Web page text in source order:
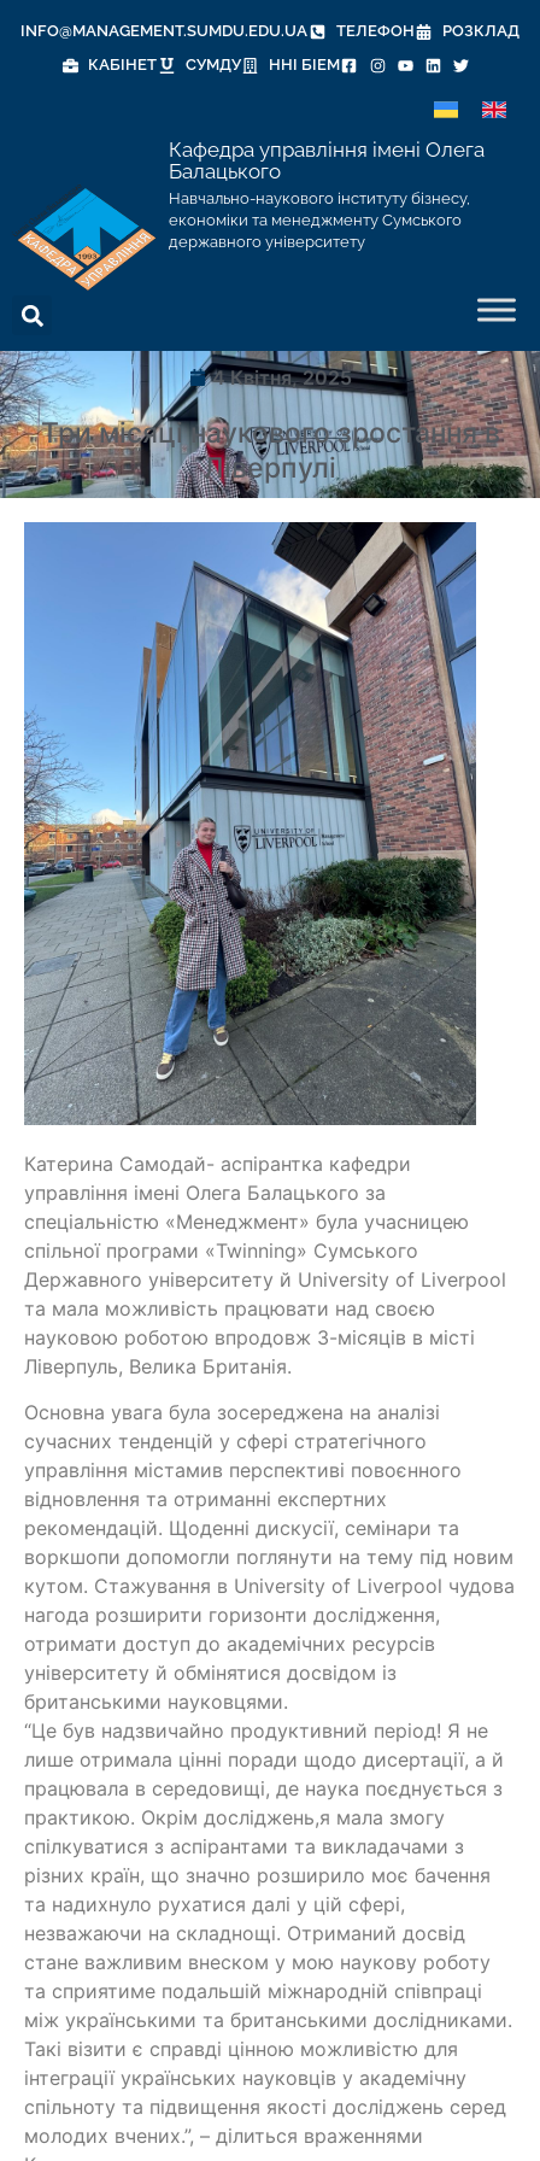
INFO@MANAGEMENT.SUMDU.EDU.UA ТЕЛЕФОН
РОЗКЛАД
КАБІНЕТ
СУМДУ ННІ БІЕМ
Кафедра управління імені Олега
Балацького
Навчально-наукового інституту бізнесу,
економіки та менеджменту Сумського
державного університету
4 Квітня, 2025
Три місяці наукового зростання в
Ліверпулі
Катерина Самодай- аспірантка кафедри
управління імені Олега Балацького за
спеціальністю «Менеджмент» була учасницею
спільної програми «Twinning» Сумського
Державного університету й University of Liverpool
та мала можливість працювати над своєю
науковою роботою впродовж 3-місяців в місті
Ліверпуль, Велика Британія.
Основна увага була зосереджена на аналізі
сучасних тенденцій у сфері стратегічного
управління містамив перспективі повоєнного
відновлення та отриманні експертних
рекомендацій. Щоденні дискусії, семінари та
воркшопи допомогли поглянути на тему під новим
кутом. Стажування в University of Liverpool чудова
нагода розширити горизонти дослідження,
отримати доступ до академічних ресурсів
університету й обмінятися досвідом із
британськими науковцями.
“Це був надзвичайно продуктивний період! Я не
лише отримала цінні поради щодо дисертації, а й
працювала в середовищі, де наука поєднується з
практикою. Окрім досліджень,я мала змогу
спілкуватися з аспірантами та викладачами з
різних країн, що значно розширило моє бачення
та надихнуло рухатися далі у цій сфері,
незважаючи на складнощі. Отриманий досвід
стане важливим внеском у мою наукову роботу
та сприятиме подальшій міжнародній співпраці
між українськими та британськими дослідниками.
Такі візити є справді цінною можливістю для
інтеграції українських науковців у академічну
спільноту та підвищення якості досліджень серед
молодих вчених.”, – ділиться враженнями